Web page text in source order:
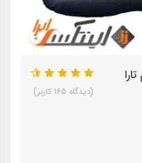
(دیدگاه 165 کاربر)